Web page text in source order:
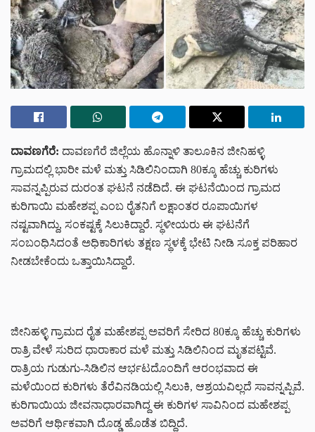
ದಾವಣಗೆರೆ: ದಾವಣಗೆರೆ ಜಿಲ್ಲೆಯ ಹೊನ್ನಾಳಿ ತಾಲೂಕಿನ ಜೀನಿಹಳ್ಳಿ
ಗ್ರಾಮದಲ್ಲಿ ಭಾರೀ ಮಳೆ ಮತ್ತು ಸಿಡಿಲಿನಿಂದಾಗಿ 80ಕ್ಕೂ ಹೆಚ್ಚು ಕುರಿಗಳು
ಸಾವನ್ನಪ್ಪಿರುವ ದುರಂತ ಘಟನೆ ನಡೆದಿದೆ. ಈ ಘಟನೆಯಿಂದ ಗ್ರಾಮದ
ಕುರಿಗಾಯಿ ಮಹೇಶಪ್ಪ ಎಂಬ ರೈತನಿಗೆ ಲಕ್ಷಾಂತರ ರೂಪಾಯಿಗಳ
ನಷ್ಟವಾಗಿದ್ದು, ಸಂಕಷ್ಟಕ್ಕೆ ಸಿಲುಕಿದ್ದಾರೆ. ಸ್ಥಳೀಯರು ಈ ಘಟನೆಗೆ
ಸಂಬಂಧಿಸಿದಂತೆ ಅಧಿಕಾರಿಗಳು ತಕ್ಷಣ ಸ್ಥಳಕ್ಕೆ ಭೇಟಿ ನೀಡಿ ಸೂಕ್ತ ಪರಿಹಾರ
ನೀಡಬೇಕೆಂದು ಒತ್ತಾಯಿಸಿದ್ದಾರೆ.
ಜೀನಿಹಳ್ಳಿ ಗ್ರಾಮದ ರೈತ ಮಹೇಶಪ್ಪ ಅವರಿಗೆ ಸೇರಿದ 80ಕ್ಕೂ ಹೆಚ್ಚು ಕುರಿಗಳು
ರಾತ್ರಿ ವೇಳೆ ಸುರಿದ ಧಾರಾಕಾರ ಮಳೆ ಮತ್ತು ಸಿಡಿಲಿನಿಂದ ಮೃತಪಟ್ಟಿವೆ.
ರಾತ್ರಿಯ ಗುಡುಗು-ಸಿಡಿಲಿನ ಆರ್ಭಟದೊಂದಿಗೆ ಆರಂಭವಾದ ಈ
ಮಳೆಯಿಂದ ಕುರಿಗಳು ತೆರೆವಿನಡಿಯಲ್ಲಿ ಸಿಲುಕಿ, ಆಶ್ರಯವಿಲ್ಲದೆ ಸಾವನ್ನಪ್ಪಿವೆ.
ಕುರಿಗಾಯಿಯ ಜೀವನಾಧಾರವಾಗಿದ್ದ ಈ ಕುರಿಗಳ ಸಾವಿನಿಂದ ಮಹೇಶಪ್ಪ
ಅವರಿಗೆ ಆರ್ಥಿಕವಾಗಿ ದೊಡ್ಡ ಹೊಡೆತ ಬಿದ್ದಿದೆ.